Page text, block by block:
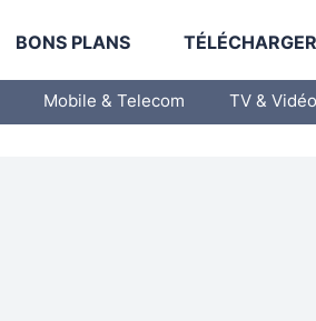
BONS PLANS
Mobile & Telecom TV & Vidéo